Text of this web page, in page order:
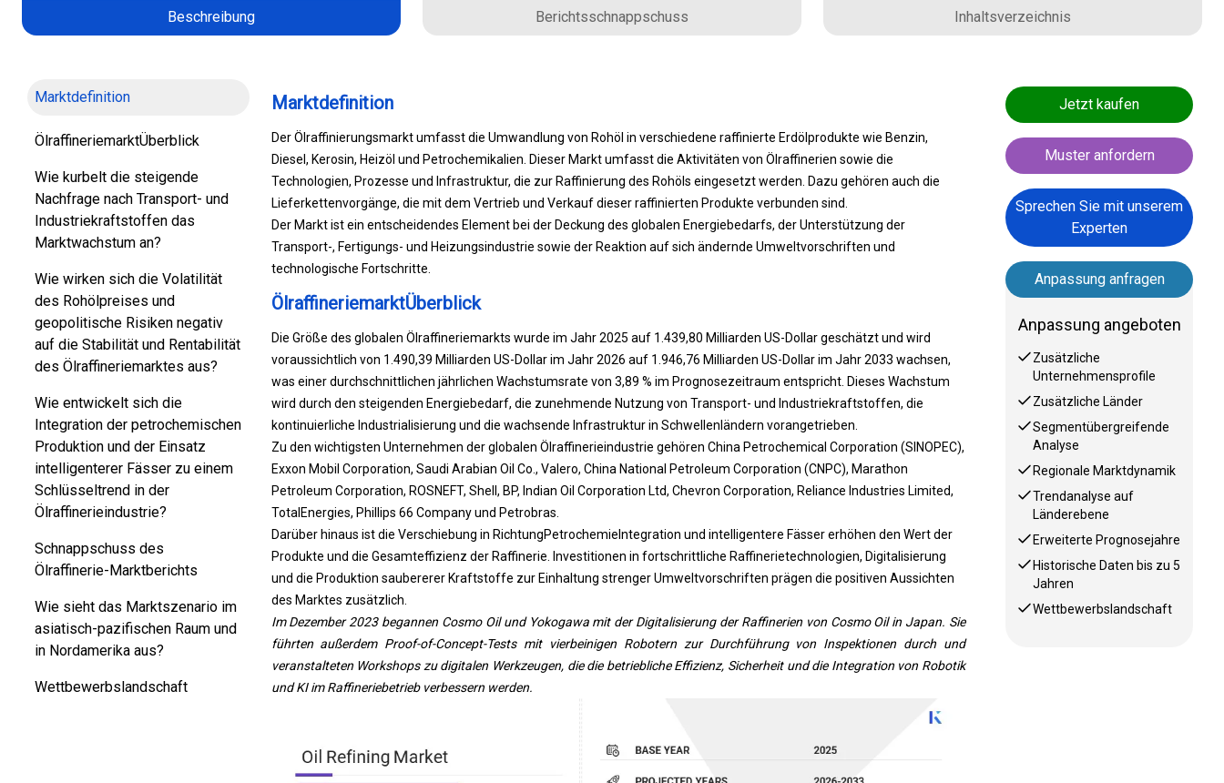
Beschreibung Berichtsschnappschuss Inhaltsverzeichnis
Marktdefinition
ÖlraffineriemarktÜberblick
Wie kurbelt die steigende
Nachfrage nach Transport- und
Industriekraftstoffen das
Marktwachstum an?
Wie wirken sich die Volatilität
des Rohölpreises und
geopolitische Risiken negativ
auf die Stabilität und Rentabilität
des Ölraffineriemarktes aus?
Wie entwickelt sich die
Integration der petrochemischen
Produktion und der Einsatz
intelligenterer Fässer zu einem
Schlüsseltrend in der
Ölraffinerieindustrie?
Schnappschuss des
Ölraffinerie-Marktberichts
Wie sieht das Marktszenario im
asiatisch-pazifischen Raum und
in Nordamerika aus?
Wettbewerbslandschaft
Marktdefinition
Der Ölraffinierungsmarkt umfasst die Umwandlung von Rohöl in verschiedene raffinierte Erdölprodukte wie Benzin,
Diesel, Kerosin, Heizöl und Petrochemikalien. Dieser Markt umfasst die Aktivitäten von Ölraffinerien sowie die
Technologien, Prozesse und Infrastruktur, die zur Raffinierung des Rohöls eingesetzt werden. Dazu gehören auch die
Lieferkettenvorgänge, die mit dem Vertrieb und Verkauf dieser raffinierten Produkte verbunden sind.
Der Markt ist ein entscheidendes Element bei der Deckung des globalen Energiebedarfs, der Unterstützung der
Transport-, Fertigungs- und Heizungsindustrie sowie der Reaktion auf sich ändernde Umweltvorschriften und
technologische Fortschritte.
ÖlraffineriemarktÜberblick
Die Größe des globalen Ölraffineriemarkts wurde im Jahr 2025 auf 1.439,80 Milliarden US-Dollar geschätzt und wird
voraussichtlich von 1.490,39 Milliarden US-Dollar im Jahr 2026 auf 1.946,76 Milliarden US-Dollar im Jahr 2033 wachsen,
was einer durchschnittlichen jährlichen Wachstumsrate von 3,89 % im Prognosezeitraum entspricht. Dieses Wachstum
wird durch den steigenden Energiebedarf, die zunehmende Nutzung von Transport- und Industriekraftstoffen, die
kontinuierliche Industrialisierung und die wachsende Infrastruktur in Schwellenländern vorangetrieben.
Zu den wichtigsten Unternehmen der globalen Ölraffinerieindustrie gehören China Petrochemical Corporation (SINOPEC),
Exxon Mobil Corporation, Saudi Arabian Oil Co., Valero, China National Petroleum Corporation (CNPC), Marathon
Petroleum Corporation, ROSNEFT, Shell, BP, Indian Oil Corporation Ltd, Chevron Corporation, Reliance Industries Limited,
TotalEnergies, Phillips 66 Company und Petrobras.
Darüber hinaus ist die Verschiebung in RichtungPetrochemie Integration und intelligentere Fässer erhöhen den Wert der
Produkte und die Gesamteffizienz der Raffinerie. Investitionen in fortschrittliche Raffinerietechnologien, Digitalisierung
und die Produktion saubererer Kraftstoffe zur Einhaltung strenger Umweltvorschriften prägen die positiven Aussichten
des Marktes zusätzlich.
Im Dezember 2023 begannen Cosmo Oil und Yokogawa mit der Digitalisierung der Raffinerien von Cosmo Oil in Japan. Sie
führten außerdem Proof-of-Concept-Tests mit vierbeinigen Robotern zur Durchführung von Inspektionen durch und
veranstalteten Workshops zu digitalen Werkzeugen, die die betriebliche Effizienz, Sicherheit und die Integration von Robotik
und KI im Raffineriebetrieb verbessern werden.
Jetzt kaufen
Muster anfordern
Sprechen Sie mit unserem
Experten
Anpassung anfragen
Anpassung angeboten
Zusätzliche
Unternehmensprofile
Zusätzliche Länder
Segmentübergreifende
Analyse
Regionale Marktdynamik
Trendanalyse auf
Länderebene
Erweiterte Prognosejahre
Historische Daten bis zu 5
Jahren
Wettbewerbslandschaft